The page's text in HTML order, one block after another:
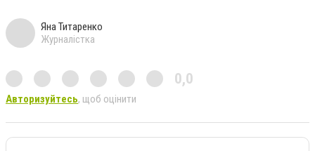
Яна Титаренко
Журналістка
0,0
Авторизуйтесь, щоб оцінити